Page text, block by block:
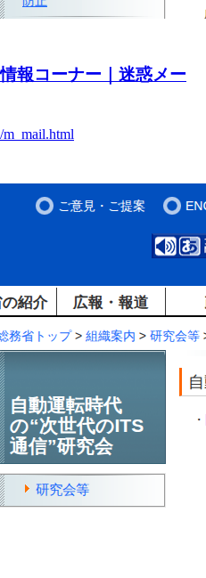
報コーナー｜迷惑メー
m_mail.html